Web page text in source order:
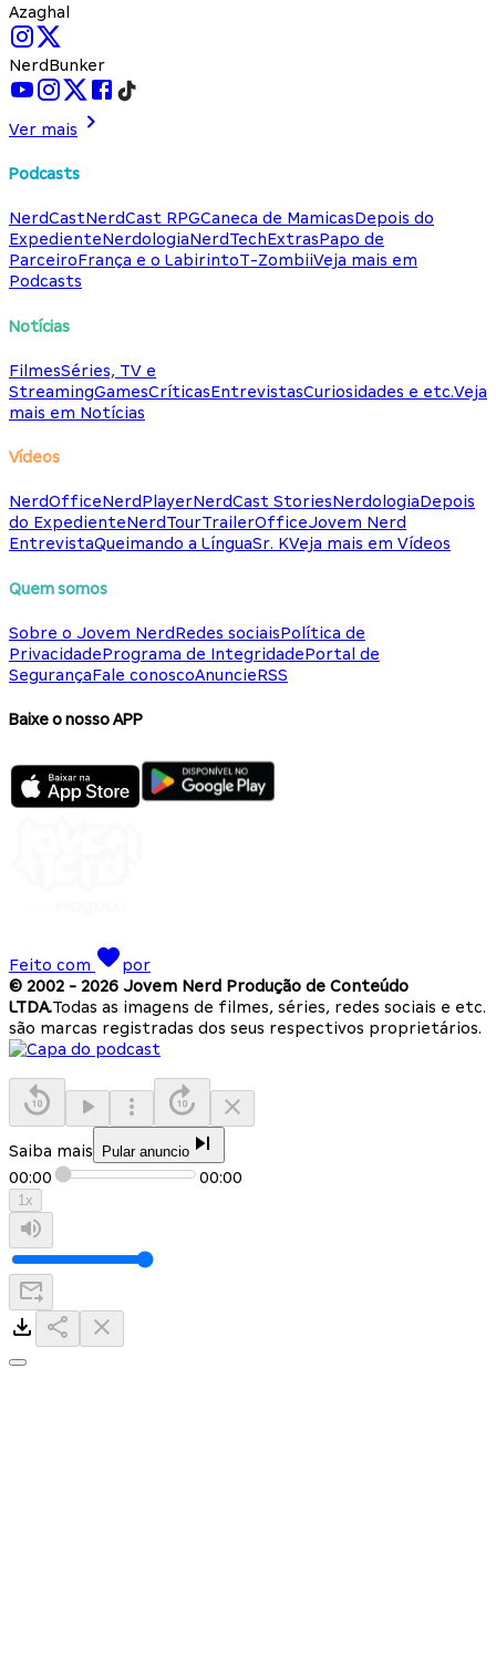
Azaghal
NerdBunker
Ver mais
Podcasts
NerdCastNerdCast RPGCaneca de MamicasDepois do
ExpedienteNerdologiaNerdTechExtrasPapo de
ParceiroFrança e o LabirintoT-ZombiiVeja mais em
Podcasts
Notícias
FilmesSéries, TV e
StreamingGamesCríticasEntrevistasCuriosidades e etc.Veja
mais em Notícias
Vídeos
NerdOfficeNerdPlayerNerdCast StoriesNerdologiaDepois
do ExpedienteNerdTourTrailerOfficeJovem Nerd
EntrevistaQueimando a LínguaSr. KVeja mais em Vídeos
Quem somos
Sobre o Jovem NerdRedes sociaisPolítica de
PrivacidadePrograma de IntegridadePortal de
SegurançaFale conoscoAnuncieRSS
Baixe o nosso APP
Feito com
por
© 2002 - 2026 Jovem Nerd Produção de Conteúdo
LTDA.Todas as imagens de filmes, séries, redes sociais e etc.
são marcas registradas dos seus respectivos proprietários.
Saiba mais Pular anuncio
00:00 00:00
1x